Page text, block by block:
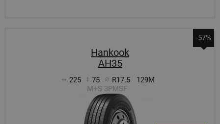
-57%
Hankook
AH35
225 75 R17.5
129M
M+S 3PMSF